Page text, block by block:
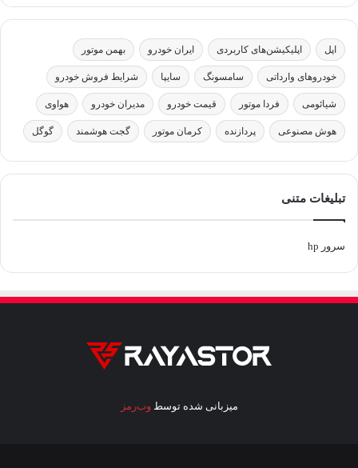
اپل اپلیکیشن‌های کاربردی ایران خودرو بهمن موتور
خودروهای وارداتی سامسونگ سایپا شرایط فروش خودرو
شیائومی فردا موتور قیمت خودرو مدیران خودرو هواوی
هوش مصنوعی پردازنده کرمان موتور گجت هوشمند گوگل
تبلیغات متنی
سرور hp
میزبانی شده توسطوب‌رمز